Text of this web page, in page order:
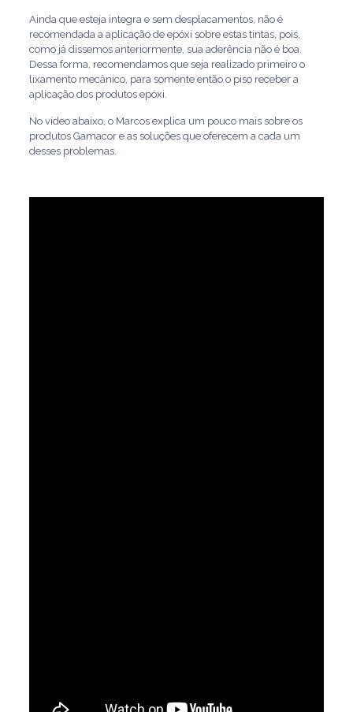
Ainda que esteja integra e sem desplacamentos, não é
recomendada a aplicação de epóxi sobre estas tintas, pois,
como já dissemos anteriormente, sua aderência não é boa.
Dessa forma, recomendamos que seja realizado primeiro o
lixamento mecânico, para somente então o piso receber a
aplicação dos produtos epóxi.
No vídeo abaixo, o Marcos explica um pouco mais sobre os
produtos Gamacor e as soluções que oferecem a cada um
desses problemas.